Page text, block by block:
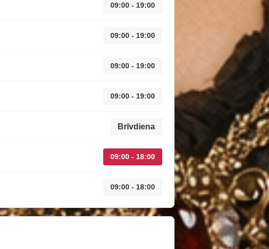
09:00 - 19:00
09:00 - 19:00
09:00 - 19:00
09:00 - 19:00
Brīvdiena
09:00 - 18:00
09:00 - 18:00